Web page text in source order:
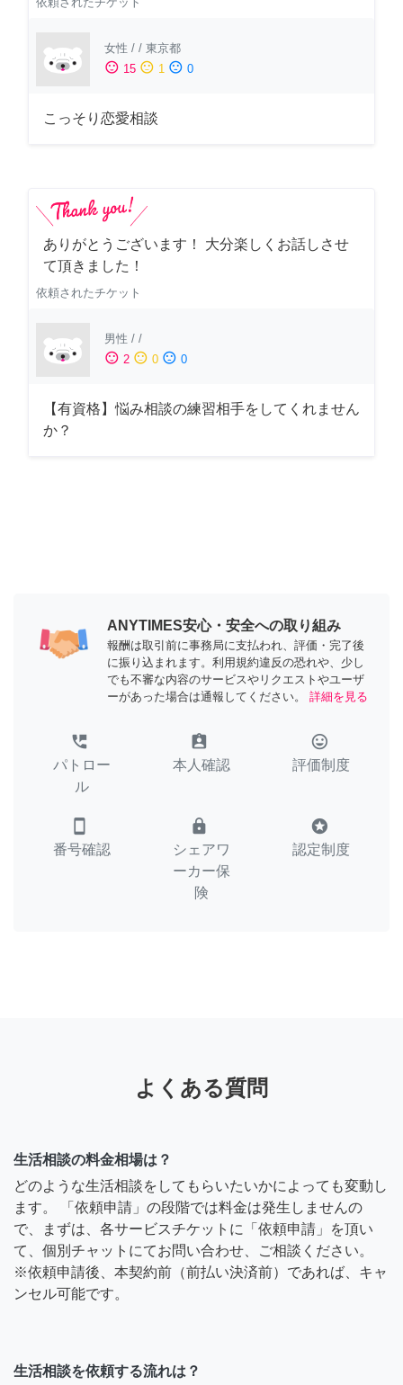
女性 / / 東京都
sentiment_satisfied 15 sentiment_neutral 1 sentiment_dissatisfied 0
こっそり恋愛相談
ありがとうございます！ 大分楽しくお話しさせ
て頂きました！
依頼されたチケット
男性 / /
sentiment_satisfied 2 sentiment_neutral 0 sentiment_dissatisfied 0
【有資格】悩み相談の練習相手をしてくれません
か？
ANYTIMES安心・安全への取り組み
報酬は取引前に事務局に支払われ、評価・完了後
に振り込まれます。利用規約違反の恐れや、少し
でも不審な内容のサービスやリクエストやユーザ
ーがあった場合は通報してください。
詳細を見る
perm_phone_msg
パトロー
ル
assignment_ind
本人確認
tag_faces
評価制度
smartphone
番号確認
lock
シェアワ
ーカー保
険
stars
認定制度
よくある質問
生活相談の料金相場は？
どのような生活相談をしてもらいたいかによっても変動し
ます。 「依頼申請」の段階では料金は発生しませんの
で、まずは、各サービスチケットに「依頼申請」を頂い
て、個別チャットにてお問い合わせ、ご相談ください。
※依頼申請後、本契約前（前払い決済前）であれば、キャ
ンセル可能です。
生活相談を依頼する流れは？